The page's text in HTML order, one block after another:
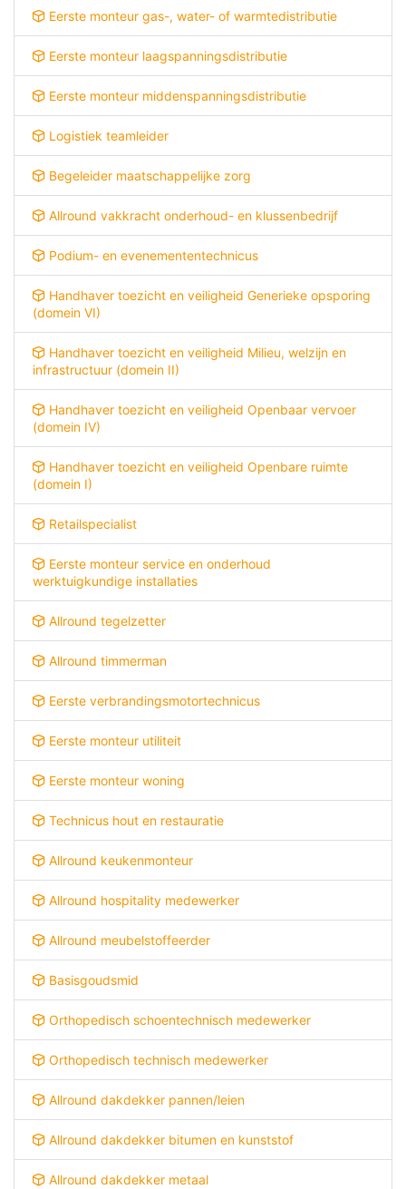
Eerste monteur gas-, water- of warmtedistributie
Eerste monteur laagspanningsdistributie
Eerste monteur middenspanningsdistributie
Logistiek teamleider
Begeleider maatschappelijke zorg
Allround vakkracht onderhoud- en klussenbedrijf
Podium- en evenemententechnicus
Handhaver toezicht en veiligheid Generieke opsporing
(domein VI)
Handhaver toezicht en veiligheid Milieu, welzijn en
infrastructuur (domein II)
Handhaver toezicht en veiligheid Openbaar vervoer
(domein IV)
Handhaver toezicht en veiligheid Openbare ruimte
(domein I)
Retailspecialist
Eerste monteur service en onderhoud
werktuigkundige installaties
Allround tegelzetter
Allround timmerman
Eerste verbrandingsmotortechnicus
Eerste monteur utiliteit
Eerste monteur woning
Technicus hout en restauratie
Allround keukenmonteur
Allround hospitality medewerker
Allround meubelstoffeerder
Basisgoudsmid
Orthopedisch schoentechnisch medewerker
Orthopedisch technisch medewerker
Allround dakdekker pannen/leien
Allround dakdekker bitumen en kunststof
Allround dakdekker metaal